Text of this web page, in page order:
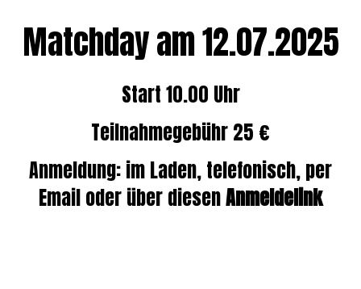
Matchday am 12.07.2025
Start 10.00 Uhr
Teilnahmegebühr 25 €
Anmeldung: im Laden, telefonisch, per
Email oder über diesenAnmeldelink